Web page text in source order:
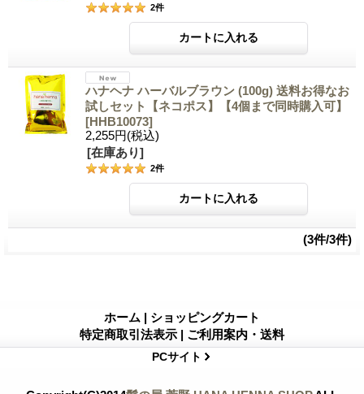
2件
ハナヘナ ハーバルブラウン (100g) 送料お得なお
試しセット【ネコポス】【4個まで同時購入可】
[HHB10073]
2,255円(税込)
[在庫あり]
2件
(3件/3件)
ホーム | ショッピングカート
特定商取引法表示 | ご利用案内・送料
PCサイト